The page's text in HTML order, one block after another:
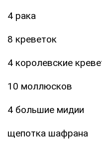
4 рака
8 креветок
4 королевские
10 моллюсков
4 большие мидии
щепотка шафрана